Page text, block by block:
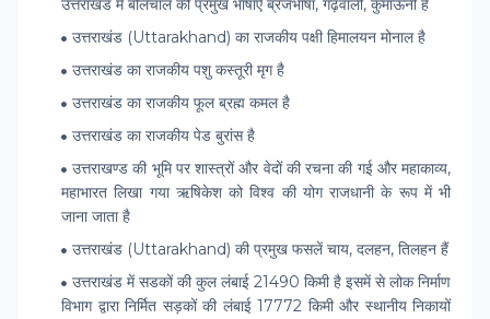
उत्तराखंड में बोलचाल की प्रमुख भाषाऐं ब्रजभाषा, गढ़वाली, कुमाँऊनी हैं
उत्तराखंड (Uttarakhand) का राजकीय पक्षी हिमालयन मोनाल है
उत्तराखंड का राजकीय पशु कस्तूरी मृग है
उत्तराखंड का राजकीय फूल ब्रह्म कमल है
उत्तराखंड का राजकीय पेड बुरांस है
उत्तराखण्ड की भूमि पर शास्त्रों और वेदों की रचना की गई और महाकाव्य,
महाभारत लिखा गया ऋषिकेश को विश्व की योग राजधानी के रूप में भी
जाना जाता है
उत्तराखंड (Uttarakhand) की प्रमुख फसलें चाय, दलहन, तिलहन हैं
उत्तराखंड में सडकों की कुल लंबाई 21490 किमी है इसमें से लोक निर्माण
विभाग द्वारा निर्मित सड़कों की लंबाई 17772 किमी और स्थानीय निकायों